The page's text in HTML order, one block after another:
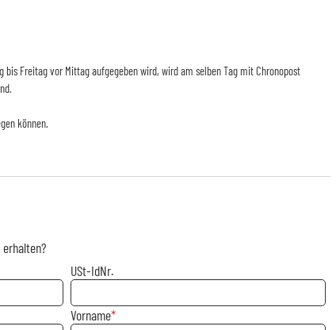
Freitag vor Mittag aufgegeben wird, wird am selben Tag mit Chronopost
können.
USt-IdNr.
Vorname